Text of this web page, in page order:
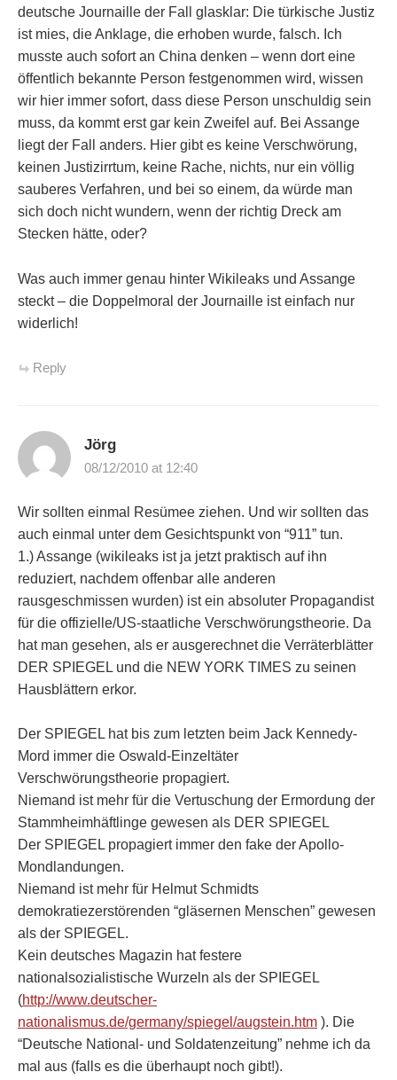
deutsche Journaille der Fall glasklar: Die türkische Justiz
ist mies, die Anklage, die erhoben wurde, falsch. Ich
musste auch sofort an China denken – wenn dort eine
öffentlich bekannte Person festgenommen wird, wissen
wir hier immer sofort, dass diese Person unschuldig sein
muss, da kommt erst gar kein Zweifel auf. Bei Assange
liegt der Fall anders. Hier gibt es keine Verschwörung,
keinen Justizirrtum, keine Rache, nichts, nur ein völlig
sauberes Verfahren, und bei so einem, da würde man
sich doch nicht wundern, wenn der richtig Dreck am
Stecken hätte, oder?
Was auch immer genau hinter Wikileaks und Assange
steckt – die Doppelmoral der Journaille ist einfach nur
widerlich!
Reply
Jörg
08/12/2010 at 12:40
Wir sollten einmal Resümee ziehen. Und wir sollten das
auch einmal unter dem Gesichtspunkt von “911” tun.
1.) Assange (wikileaks ist ja jetzt praktisch auf ihn
reduziert, nachdem offenbar alle anderen
rausgeschmissen wurden) ist ein absoluter Propagandist
für die offizielle/US-staatliche Verschwörungstheorie. Da
hat man gesehen, als er ausgerechnet die Verräterblätter
DER SPIEGEL und die NEW YORK TIMES zu seinen
Hausblättern erkor.
Der SPIEGEL hat bis zum letzten beim Jack Kennedy-
Mord immer die Oswald-Einzeltäter
Verschwörungstheorie propagiert.
Niemand ist mehr für die Vertuschung der Ermordung der
Stammheimhäftlinge gewesen als DER SPIEGEL
Der SPIEGEL propagiert immer den fake der Apollo-
Mondlandungen.
Niemand ist mehr für Helmut Schmidts
demokratiezerstörenden “gläsernen Menschen” gewesen
als der SPIEGEL.
Kein deutsches Magazin hat festere
nationalsozialistische Wurzeln als der SPIEGEL
(http://www.deutscher-
nationalismus.de/germany/spiegel/augstein.htm ). Die
“Deutsche National- und Soldatenzeitung” nehme ich da
mal aus (falls es die überhaupt noch gibt!).